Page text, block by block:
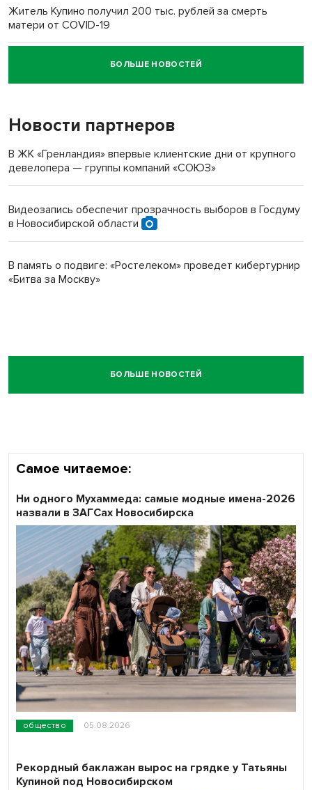
Житель Купино получил 200 тыс. рублей за смерть
матери от COVID-19
Новосибирский суд наказал водителя за смерть
пенсионерки на вокзале
БОЛЬШЕ НОВОСТЕЙ
Новости партнеров
В ЖК «Гренландия» впервые клиентские дни от крупного
девелопера — группы компаний «СОЮЗ»
Видеозапись обеспечит прозрачность выборов в Госдуму
в Новосибирской области
В память о подвиге: «Ростелеком» проведет кибертурнир
«Битва за Москву»
БОЛЬШЕ НОВОСТЕЙ
Самое читаемое:
общество 05.08.2026
Ни одного Мухаммеда: самые модные имена-2026
назвали в ЗАГСах Новосибирска
Рекордный баклажан вырос на грядке у Татьяны
Купиной под Новосибирском